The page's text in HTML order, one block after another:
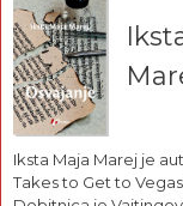
Iksta Maja Marej je
Takes to Get to